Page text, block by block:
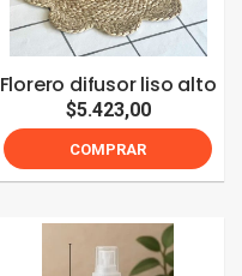
Florero difusor liso alto
$5.423,00
COMPRAR